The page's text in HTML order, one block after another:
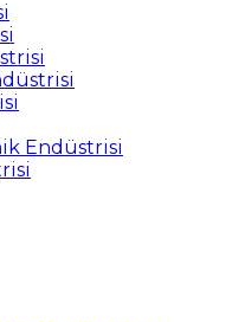
Endüstrisi